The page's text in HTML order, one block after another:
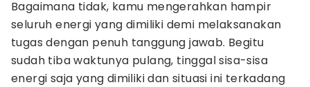
Bagaimana tidak, kamu mengerahkan hampir
seluruh energi yang dimiliki demi melaksanakan
tugas dengan penuh tanggung jawab. Begitu
sudah tiba waktunya pulang, tinggal sisa-sisa
energi saja yang dimiliki dan situasi ini terkadang